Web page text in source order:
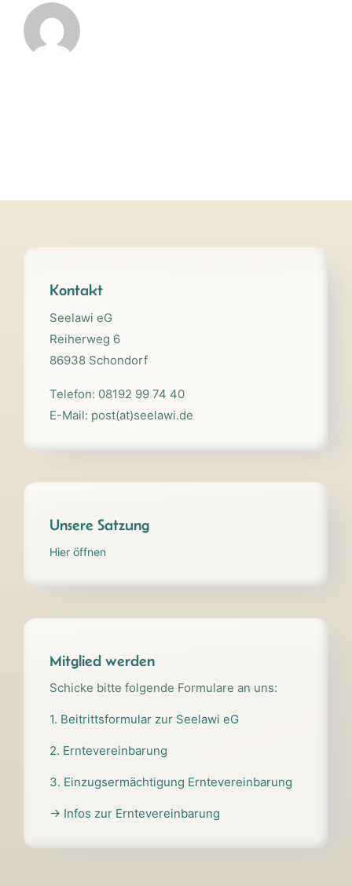
Kontakt
Seelawi eG
Reiherweg 6
86938 Schondorf
Telefon: 08192 99 74 40
E-Mail: post(at)seelawi.de
Unsere Satzung
Hier öffnen
Mitglied werden
Schicke bitte folgende Formulare an uns:
1. Beitrittsformular zur Seelawi eG
2. Erntevereinbarung
3. Einzugsermächtigung Erntevereinbarung
→ Infos zur Erntevereinbarung